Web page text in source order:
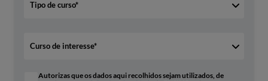
Autorizas que os dados aqui recolhidos sejam utilizados, de